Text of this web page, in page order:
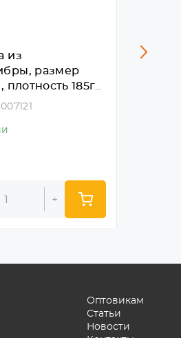
из
размер
плотность 185г/
- AS185B
+
Оптовикам
Статьи
Новости